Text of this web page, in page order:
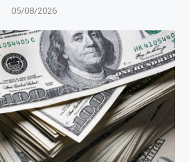
05/08/2026